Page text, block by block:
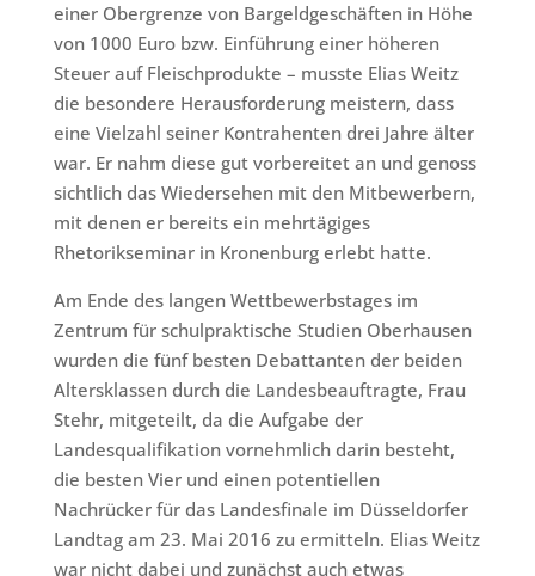
einer Obergrenze von Bargeldgeschäften in Höhe
von 1000 Euro bzw. Einführung einer höheren
Steuer auf Fleischprodukte – musste Elias Weitz
die besondere Herausforderung meistern, dass
eine Vielzahl seiner Kontrahenten drei Jahre älter
war. Er nahm diese gut vorbereitet an und genoss
sichtlich das Wiedersehen mit den Mitbewerbern,
mit denen er bereits ein mehrtägiges
Rhetorikseminar in Kronenburg erlebt hatte.
Am Ende des langen Wettbewerbstages im
Zentrum für schulpraktische Studien Oberhausen
wurden die fünf besten Debattanten der beiden
Altersklassen durch die Landesbeauftragte, Frau
Stehr, mitgeteilt, da die Aufgabe der
Landesqualifikation vornehmlich darin besteht,
die besten Vier und einen potentiellen
Nachrücker für das Landesfinale im Düsseldorfer
Landtag am 23. Mai 2016 zu ermitteln. Elias Weitz
war nicht dabei und zunächst auch etwas